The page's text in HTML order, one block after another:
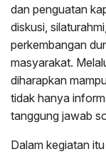
dan penguatan
diskusi,
perkembangan
masyarakat.
diharapkan
tidak hanya
tanggung jawab
Dalam kegiatan